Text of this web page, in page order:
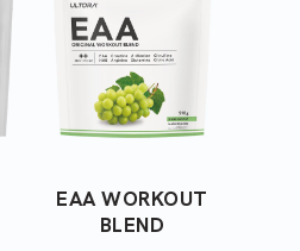
EAA WORKOUT
BLEND